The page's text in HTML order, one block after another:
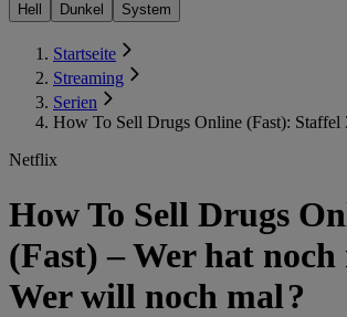
Hell Dunkel System
Startseite
Streaming
Serien
How To Sell Drugs Online (Fast):
Netflix
How To Sell Drugs
(Fast) – Wer hat noch
Wer will noch mal ?